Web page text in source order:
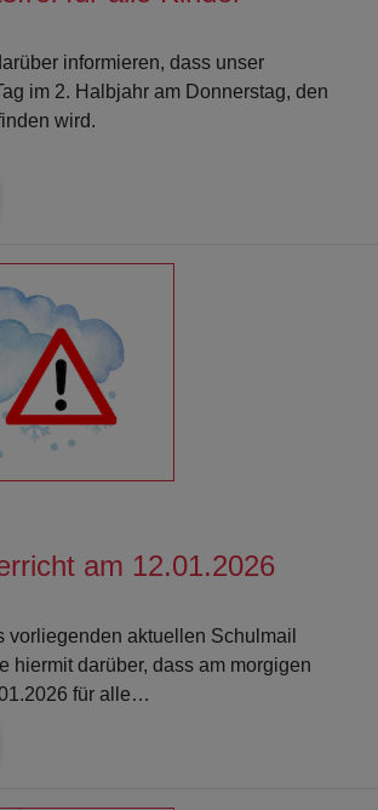
informieren, dass unser
im 2. Halbjahr am Donnerstag, den
wird.
am 12.01.2026
vorliegenden aktuellen Schulmail
hiermit darüber, dass am morgigen
für alle…